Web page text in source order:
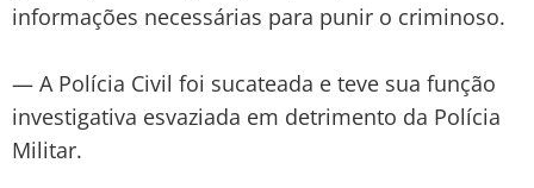
informações necessárias para punir o criminoso.
— A Polícia Civil foi sucateada e teve sua função
investigativa esvaziada em detrimento da Polícia
Militar.